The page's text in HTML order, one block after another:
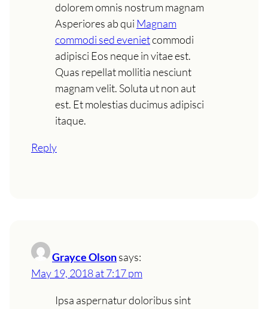
dolorem omnis nostrum magnam
Asperiores ab qui Magnam
commodi sed evenietcommodi
adipisci Eos neque in vitae est.
Quas repellat mollitia nesciunt
magnam velit. Soluta ut non aut
est. Et molestias ducimus adipisci
itaque.
Reply
Grayce Olsonsays:
May 19, 2018 at 7:17 pm
Ipsa aspernatur doloribus sint